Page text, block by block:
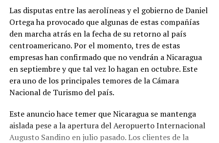
Las disputas entre las aerolíneas y el gobierno de Daniel
Ortega ha provocado que algunas de estas compañías
den marcha atrás en la fecha de su retorno al país
centroamericano. Por el momento, tres de estas
empresas han confirmado que no vendrán a Nicaragua
en septiembre y que tal vez lo hagan en octubre. Este
era uno de los principales temores de la Cámara
Nacional de Turismo del país.
Este anuncio hace temer que Nicaragua se mantenga
aislada pese a la apertura del Aeropuerto Internacional
Augusto Sandino en julio pasado. Los clientes de la